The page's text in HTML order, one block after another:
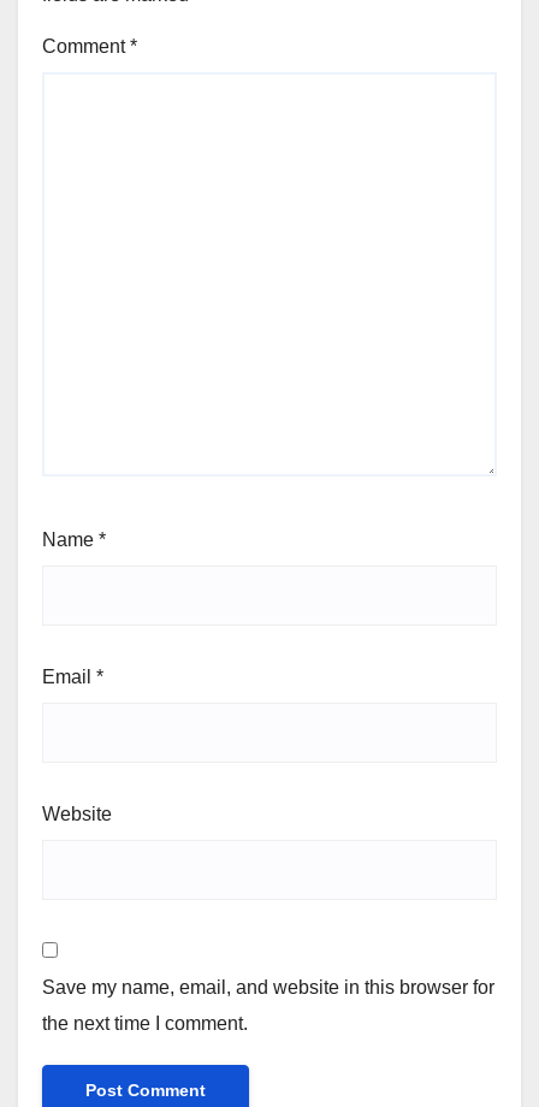
Comment*
Name *
Email *
Website
Save my name, email, and website in this browser for
the next time I comment.